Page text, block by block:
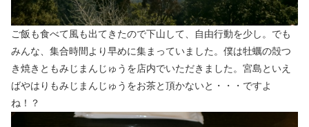
ご飯も食べて風も出てきたので下山して、自由行動を少し。でも
みんな、集合時間より早めに集まっていました。僕は牡蠣の殻つ
き焼きともみじまんじゅうを店内でいただきました。宮島といえ
ばやはりもみじまんじゅうをお茶と頂かないと・・・ですよ
ね！？